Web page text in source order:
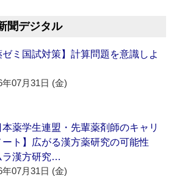
聞デジタル
ゼミ国試対策】計算問題を意識しよ
年07月31日 (金)
本薬学生連盟・先輩薬剤師のキャリ
ート】広がる漢方薬研究の可能性
ラ漢方研究…
年07月31日 (金)